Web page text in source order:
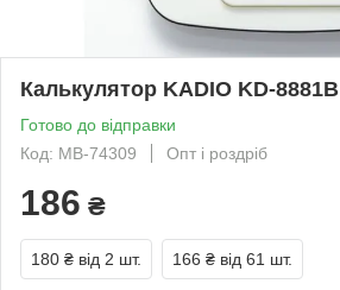
Калькулятор KADIO KD-8881B
Готово до відправки
Код: MB-74309
Опт і роздріб
186 ₴
180 ₴ від 2 шт. 166 ₴ від 61 шт.